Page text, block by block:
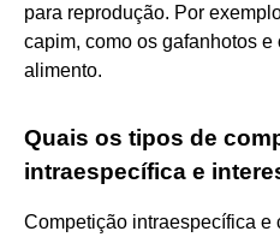
para reprodução. Por
capim, como os gafanhotos e
alimento.
Quais os tipos de
intraespecífica e
Competição intraespecífica e